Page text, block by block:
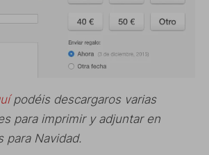
podéis descargaros varias
para imprimir y adjuntar en
para Navidad.